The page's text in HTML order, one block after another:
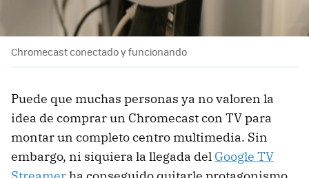
Chromecast conectado y funcionando
Puede que muchas personas ya no valoren la
idea de comprar un Chromecast con TV para
montar un completo centro multimedia. Sin
embargo, ni siquiera la llegada del Google TV